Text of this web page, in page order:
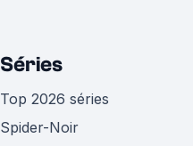
Séries
Top 2026 séries
Spider-Noir